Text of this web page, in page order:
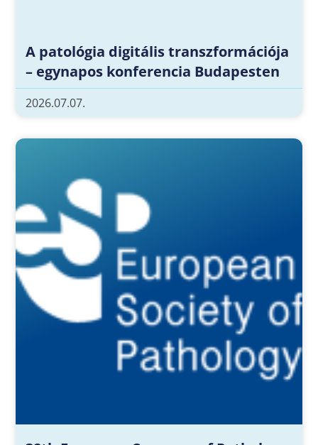
A patológia digitális transzformációja
– egynapos konferencia Budapesten
2026.07.07.